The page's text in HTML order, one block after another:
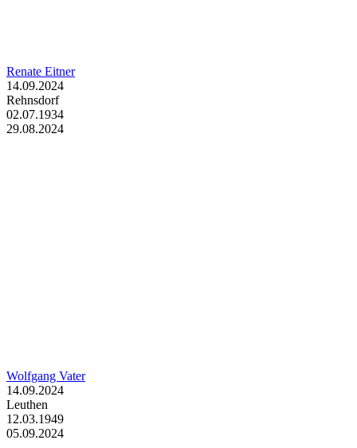
Renate Eitner
14.09.2024
Rehnsdorf
02.07.1934
29.08.2024
Wolfgang Vater
14.09.2024
Leuthen
12.03.1949
05.09.2024